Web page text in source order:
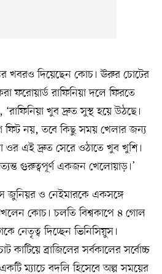
খবরও দিয়েছেন কোচ। ঊরুর চোটের
ফরোয়ার্ড রাফিনিয়া দলে ফিরতে
খুব দ্রুত সুস্থ হয়ে উঠছে।
নয়, তবে কিছু সময় খেলার জন্য
ওর এই দ্রুত সেরে ওঠাতে খুব খুশি।
গুরুত্বপূর্ণ একজন খেলোয়াড়।’
জুনিয়র ও নেইমারকে একসঙ্গে
কোচ। চলতি বিশ্বকাপে ৪ গোল
নেতৃত্ব দিচ্ছেন ভিনিসিয়ুস।
ব্রাজিলের সর্বকালের সর্বোচ্চ
ম্যাচে বদলি হিসেবে অল্প সময়ের